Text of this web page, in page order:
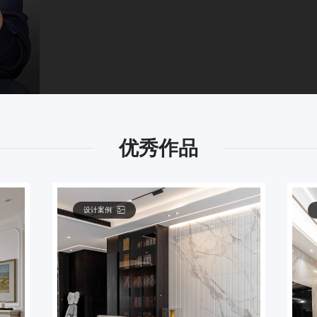
优秀作品
设计案例